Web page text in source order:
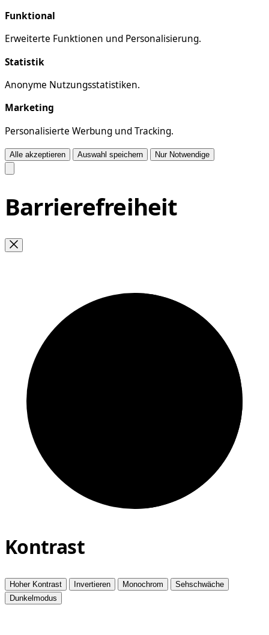
Funktional
Erweiterte Funktionen und Personalisierung.
Statistik
Anonyme Nutzungsstatistiken.
Marketing
Personalisierte Werbung und Tracking.
Alle akzeptieren Auswahl speichern Nur Notwendige
Barrierefreiheit
Kontrast
Hoher Kontrast Invertieren Monochrom
Sehschwäche
Dunkelmodus